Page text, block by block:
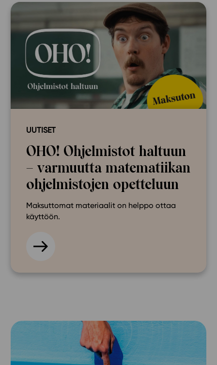
UUTISET
OHO! Ohjelmistot haltuun
– varmuutta matematiikan
ohjelmistojen opetteluun
Maksuttomat materiaalit on helppo ottaa
käyttöön.